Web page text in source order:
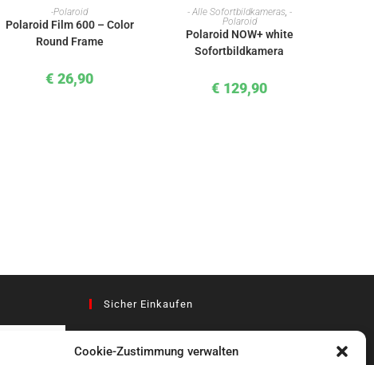
Cookie-Zustimmung verwalten
IN DEN WARENKORB
-Polaroid
Polaroid Film 600 – Color
Round Frame
€ 26,90
IN DEN WARENKORB
- Alle Sofortbildkameras, -
Polaroid
Polaroid NOW+ white
Sofortbildkamera
€ 129,90
Sicher Einkaufen